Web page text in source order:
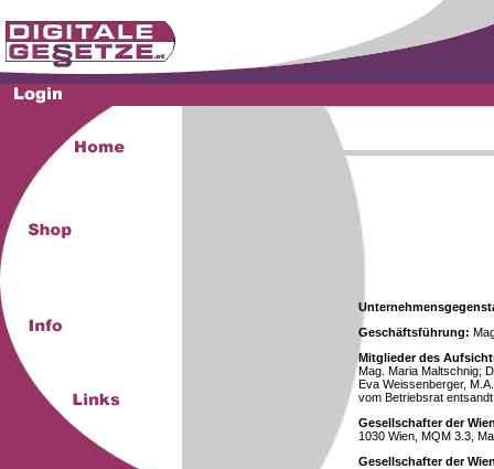
Geschäftsführung:
Mitglieder des
Mag. Maria Maltschnig;
Eva Weissenberger,
vom Betriebsrat
Gesellschafter der
1030 Wien, MQM 3.3,
Gesellschafter der